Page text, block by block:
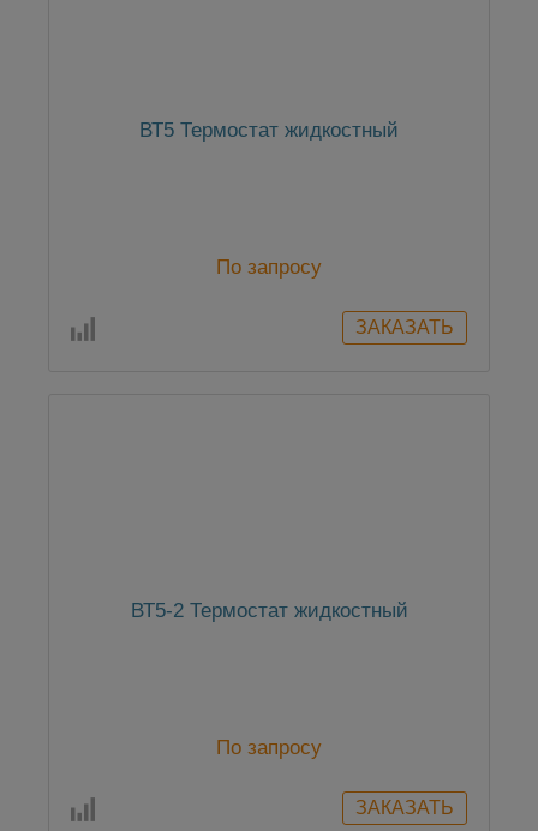
ВТ5 Термостат жидкостный
По запросу
ВТ5-2 Термостат жидкостный
По запросу